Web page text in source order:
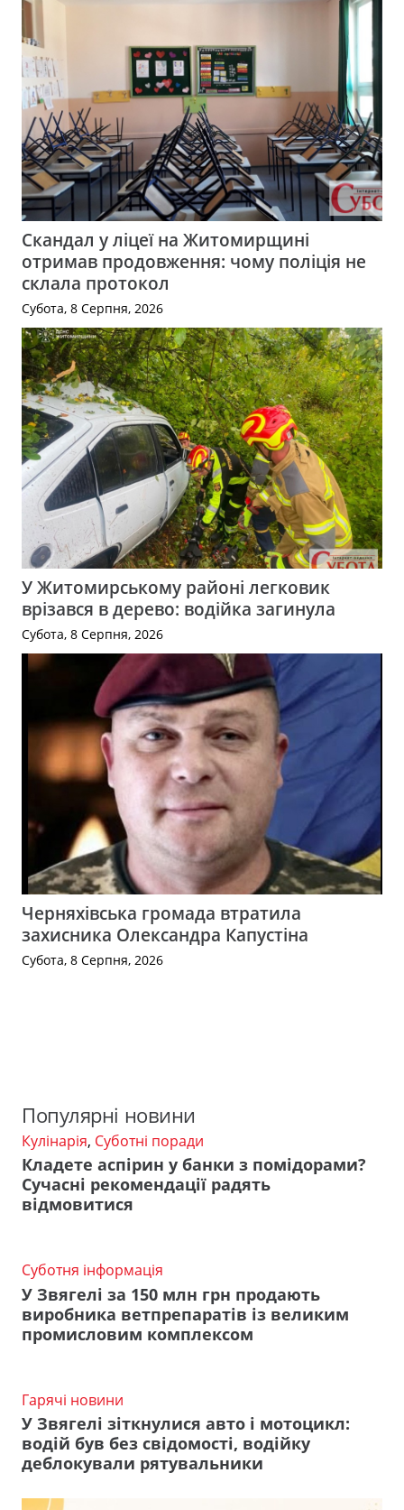
Скандал у ліцеї на Житомирщині
отримав продовження: чому поліція не
склала протокол
Субота, 8 Серпня, 2026
У Житомирському районі легковик
врізався в дерево: водійка загинула
Субота, 8 Серпня, 2026
Черняхівська громада втратила
захисника Олександра Капустіна
Субота, 8 Серпня, 2026
Популярні новини
Кулінарія, Суботні поради
Кладете аспірин у банки з помідорами?
Сучасні рекомендації радять
відмовитися
Суботня інформація
У Звягелі за 150 млн грн продають
виробника ветпрепаратів із великим
промисловим комплексом
Гарячі новини
У Звягелі зіткнулися авто і мотоцикл:
водій був без свідомості, водійку
деблокували рятувальники